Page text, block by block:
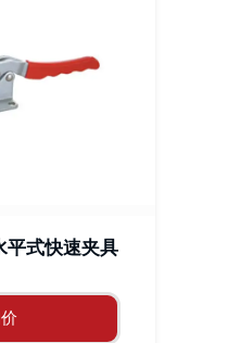
平式快速夹具